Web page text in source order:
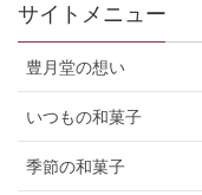
サイトメニュー
豊月堂の想い
いつもの和菓子
季節の和菓子